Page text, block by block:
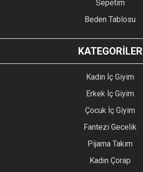
Sepetim
Beden Tablosu
KATEGORİLER
Kadın İç Giyim
Erkek İç Giyim
Çocuk İç Giyim
Fantezi Gecelik
Pijama Takım
Kadın Çorap